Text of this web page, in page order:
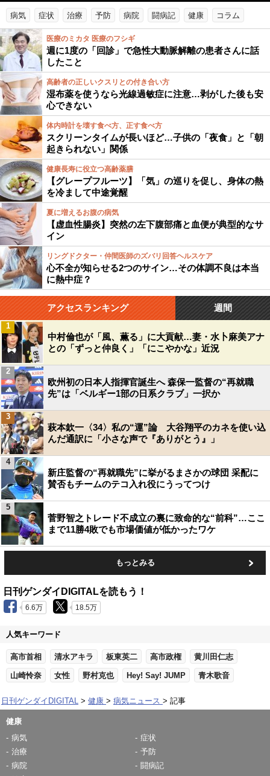
病気 症状 治療 予防 病院 闘病記 健康 コラム
医療のミカタ 医療のフシギ
週に1度の「回診」で急性大動脈解離の患者さんに話
したこと
高齢者の正しいクスリとの付き合い方
湿布薬を使うなら光線過敏症に注意…剥がした後も安
心できない
体内時計を壊す食べ方、正す食べ方
スクリーンタイムが長いほど…子供の「夜食」と「朝
起きられない」関係
健康長寿に役立つ高齢薬膳
【グレープフルーツ】「気」の巡りを促し、身体の熱
を冷まして中途覚醒
夏に増えるお腹の病気
【虚血性腸炎】突然の左下腹部痛と血便が典型的なサ
イン
リングドクター・仲間医師のズバリ回答ヘルスケア
心不全が知らせる2つのサイン…その体調不良は本当
に熱中症？
アクセスランキング 週間
中村倫也が「風、薫る」に大貢献…妻・水卜麻美アナ
との「ずっと仲良く」「にこやかな」近況
1
欧州初の日本人指揮官誕生へ 森保一監督の“再就職
先”は「ベルギー1部の日系クラブ」一択か
2
萩本欽一〈34〉私の“運”論 大谷翔平のカネを使い込
んだ通訳に「小さな声で『ありがとう』」
3
新庄監督の“再就職先”に挙がるまさかの球団 采配に
賛否もチームのテコ入れ役にうってつけ
4
菅野智之トレード不成立の裏に致命的な“前科”…ここ
まで11勝4敗でも市場価値が低かったワケ
5
もっとみる
日刊ゲンダイDIGITALを読もう！
6.6万 18.5万
人気キーワード
高市首相 清水アキラ 板東英二 高市政権 黄川田仁志
山崎怜奈 女性 野村克也 Hey! Say! JUMP 青木歌音
日刊ゲンダイDIGITAL 健康 病気ニュース 記事
健康
病気
症状
治療
予防
病院
闘病記